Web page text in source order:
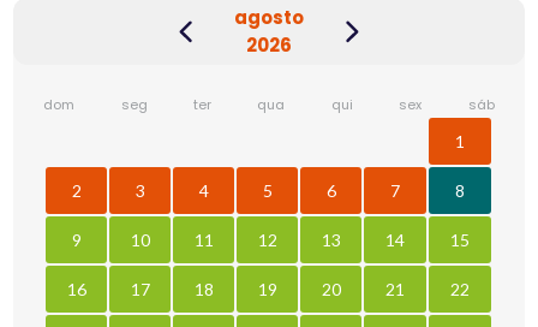
agosto
2026
dom seg ter qua qui sex sáb
1
2 3 4 5 6 7 8
9 10 11 12 13 14 15
16 17 18 19 20 21 22